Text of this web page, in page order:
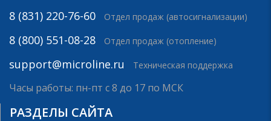
8 (831) 220-76-60 Отдел продаж (автосигнализации)
8 (800) 551-08-28 Отдел продаж (отопление)
support@microline.ru Техническая поддержка
Часы работы: пн-пт с 8 до 17 по МСК
РАЗДЕЛЫ САЙТА